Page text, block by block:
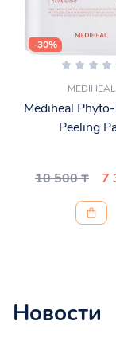
-30%
MEDIHEAL
Mediheal
Peeling
10 500 ₸ 7
Новости